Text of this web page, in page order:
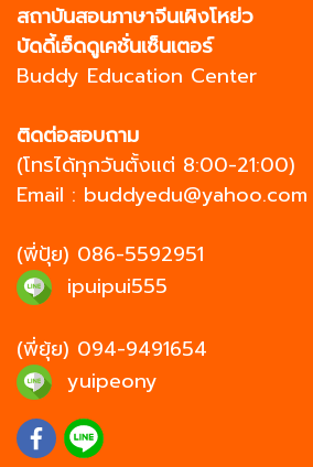
สถาบันสอนภาษาจีนเผิงโหย่ว
บัดดี้เอ็ดดูเคชั่นเซ็นเตอร์
Buddy Education Center
ติดต่อสอบถาม
(โทรได้ทุกวันตั้งแต่ 8:00-21:00)
Email : buddyedu@yahoo.com
(พี่ปุ้ย) 086-5592951
ipuipui555
(พี่ยุ้ย) 094-9491654
yuipeony